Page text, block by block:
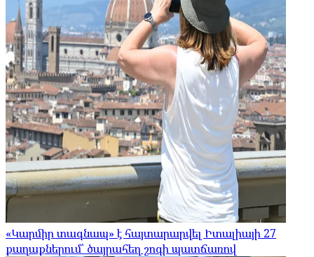
«Կարմիր տագնապ» է հայտարարվել Իտալիայի 27
քաղաքներում՝ ծայրահեղ շոգի պատճառով